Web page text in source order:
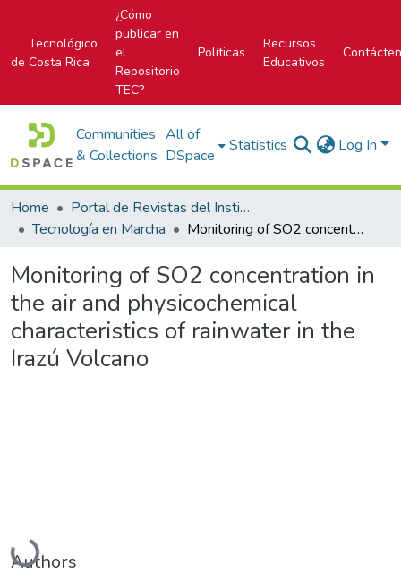
Tecnológico
de Costa Rica
¿Cómo
publicar en
el
Repositorio
TEC?
Políticas
Recursos
Educativos
Communities
& Collections
All of
DSpace
Statistics Log In
Home
Portal de Revistas del Instituto Tecnológico de Costa Rica
Tecnología en Marcha
Monitoring of SO2 concentration in the air and physicochemical characteristics of rainwater in the Irazú Volcano
Monitoring of SO2 concentration in
the air and physicochemical
characteristics of rainwater in the
Irazú Volcano
Loading...
Authors